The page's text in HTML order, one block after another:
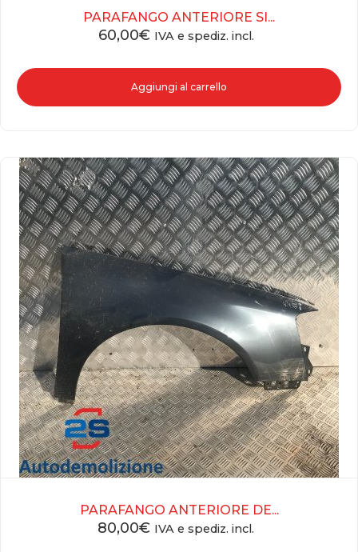
PARAFANGO ANTERIORE SI...
60,00€ IVA e spediz. incl.
Aggiungi al carrello
PARAFANGO ANTERIORE DE...
80,00€ IVA e spediz. incl.